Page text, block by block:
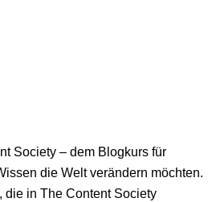
Society – dem Blogkurs für
die Welt verändern möchten.
die in The Content Society